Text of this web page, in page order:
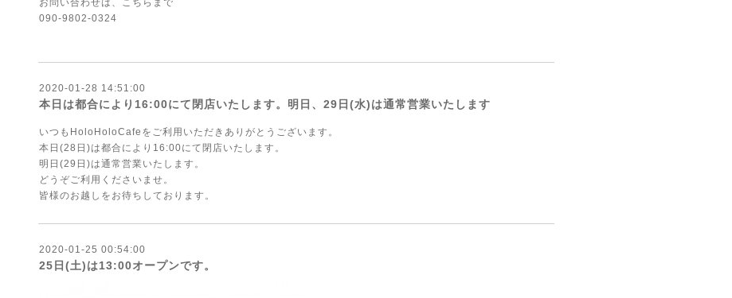
お問い合わせは、こちらまで
090-9802-0324
2020-01-28 14:51:00
本日は都合により16:00にて閉店いたします。明日、29日(水)は通常営業いたします
いつもHoloHoloCafeをご利用いただきありがとうございます。
本日(28日)は都合により16:00にて閉店いたします。
明日(29日)は通常営業いたします。
どうぞご利用くださいませ。
皆様のお越しをお待ちしております。
2020-01-25 00:54:00
25日(土)は13:00オープンです。